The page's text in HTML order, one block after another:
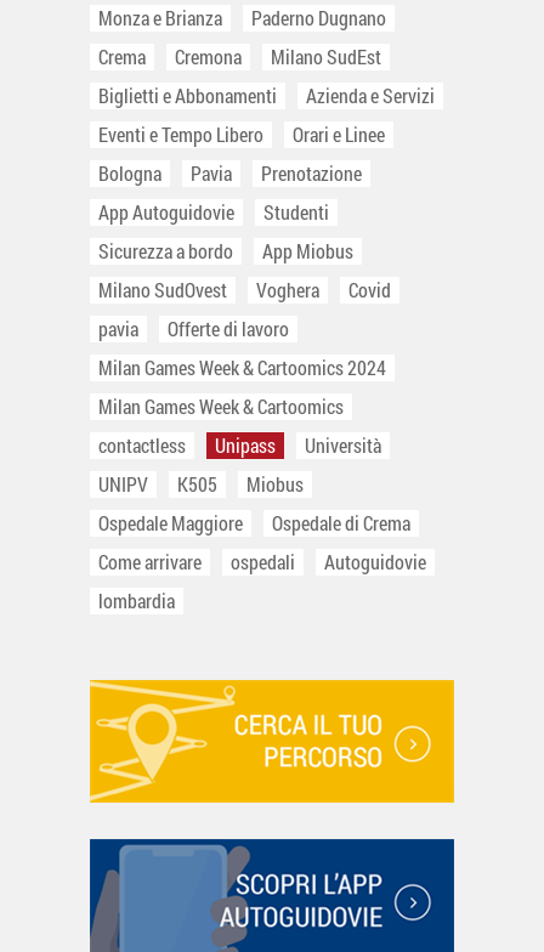
Monza e Brianza
Paderno Dugnano
Crema
Cremona
Milano SudEst
Biglietti e Abbonamenti
Azienda e Servizi
Eventi e Tempo Libero
Orari e Linee
Bologna
Pavia
Prenotazione
App Autoguidovie
Studenti
Sicurezza a bordo
App Miobus
Milano SudOvest
Voghera
Covid
pavia
Offerte di lavoro
Milan Games Week & Cartoomics 2024
Milan Games Week & Cartoomics
contactless
Unipass
Università
UNIPV
K505
Miobus
Ospedale Maggiore
Ospedale di Crema
Come arrivare
ospedali
Autoguidovie
lombardia